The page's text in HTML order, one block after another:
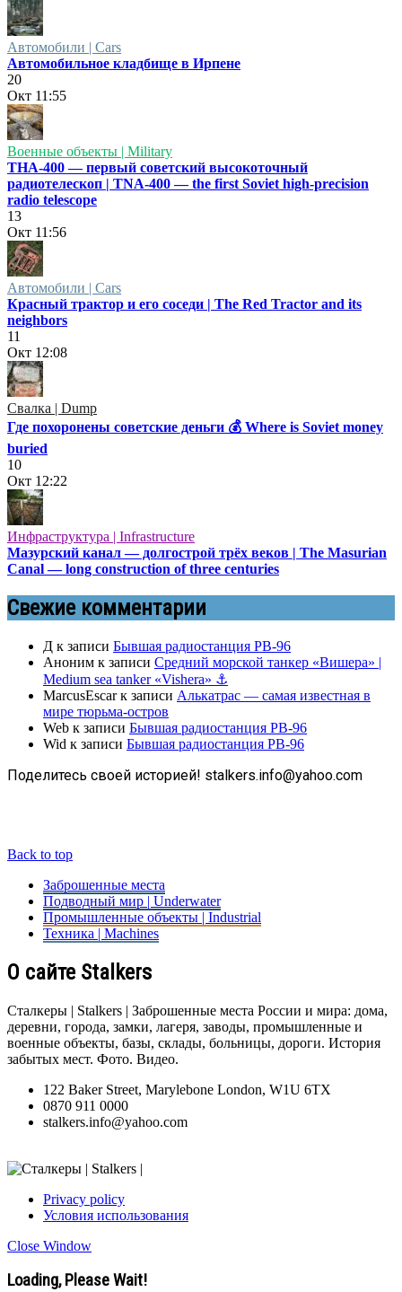
Автомобили | Cars
Автомобильное кладбище в Ирпене
20
Окт 11:55
Военные объекты | Military
ТНА-400 — первый советский высокоточный
радиотелескоп | TNA-400 — the first Soviet high-precision
radio telescope
13
Окт 11:56
Автомобили | Cars
Красный трактор и его соседи | The Red Tractor and its
neighbors
11
Окт 12:08
Свалка | Dump
Где похоронены советские деньги 💰 Where is Soviet money
buried
10
Окт 12:22
Инфраструктура | Infrastructure
Мазурский канал — долгострой трёх веков | The Masurian
Canal — long construction of three centuries
Свежие комментарии
Д к записи Бывшая радиостанция РВ-96
Аноним к записи Средний морской танкер «Вишера» |
Medium sea tanker «Vishera» ⚓
MarcusEscarк записи Алькатрас — самая известная в
мире тюрьма-остров
Web к записи Бывшая радиостанция РВ-96
Wid к записи Бывшая радиостанция РВ-96
Поделитесь своей историей! stalkers.info@yahoo.com
Back to top
Заброшенные места
Подводный мир | Underwater
Промышленные объекты | Industrial
Техника | Machines
О сайте Stalkers
Сталкеры | Stalkers | Заброшенные места России и мира: дома,
деревни, города, замки, лагеря, заводы, промышленные и
военные объекты, базы, склады, больницы, дороги. История
забытых мест. Фото. Видео.
122 Baker Street, Marylebone London, W1U 6TX
0870 911 0000
stalkers.info@yahoo.com
Privacy policy
Условия использования
Close Window
Loading, Please Wait!